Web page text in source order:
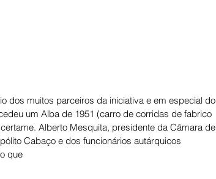
dos muitos parceiros da iniciativa e em especial do
um Alba de 1951 (carro de corridas de fabrico
Alberto Mesquita, presidente da Câmara de
Cabaço e dos funcionários autárquicos
que